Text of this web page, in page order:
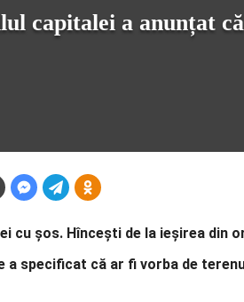
capitalei a anunțat
cu şos. Hînceşti de la ieșirea din
a specificat că ar fi vorba de